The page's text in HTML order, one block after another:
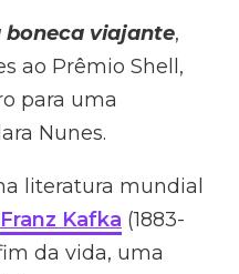
boneca viajante,
ao Prêmio Shell,
para uma
Nunes.
literatura mundial
Franz Kafka (1883-
da vida, uma